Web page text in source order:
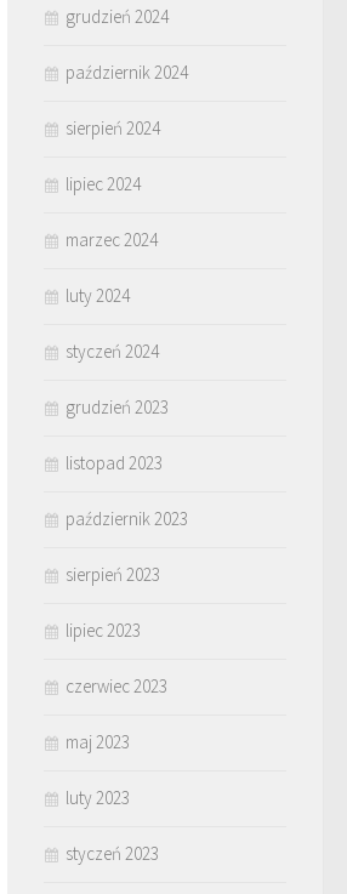
grudzień 2024
październik 2024
sierpień 2024
lipiec 2024
marzec 2024
luty 2024
styczeń 2024
grudzień 2023
listopad 2023
październik 2023
sierpień 2023
lipiec 2023
czerwiec 2023
maj 2023
luty 2023
styczeń 2023